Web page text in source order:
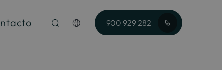
900 929 282